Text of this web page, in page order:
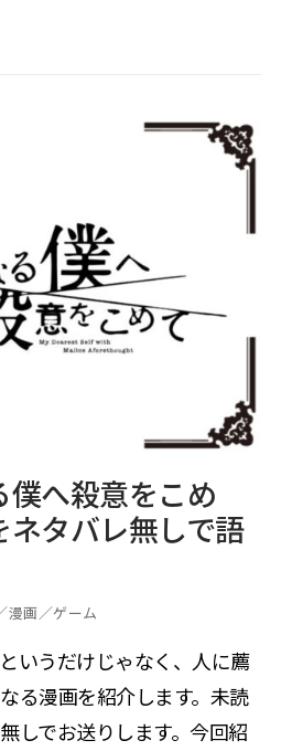
へ殺意をこめ
タバレ無しで語
漫画／ゲーム
いうだけじゃなく、人に薦
る漫画を紹介します。未読
しでお送りします。今回紹